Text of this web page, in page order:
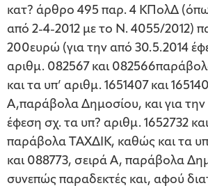
κατ? άρθρο 495 παρ. 4 ΚΠολΔ
από 2-4-2012 με το Ν. 4055/2012)
200ευρώ (για την από 30.5.2014
αριθμ. 082567 και
και τα υπ’ αριθμ. 1651407 και
Α,παράβολα Δημοσίου, και για την
έφεση σχ. τα υπ? αριθμ. 1652732
παράβολα ΤΑΧΔΙΚ, καθώς και τα
και 088773, σειρά Α, παράβολα
συνεπώς παραδεκτές και, αφού